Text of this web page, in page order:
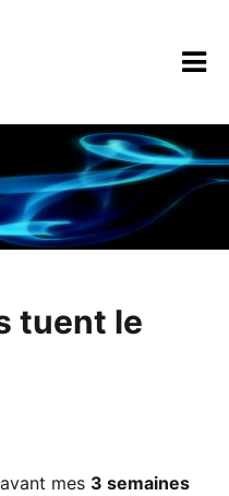
tuent le
mes 3 semaines